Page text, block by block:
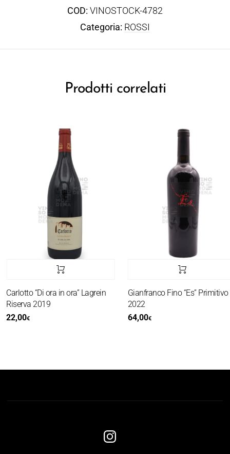
COD: VINOSTOCK-4782
Categoria: ROSSI
Prodotti correlati
Carlotto “Di ora in ora” Lagrein
Riserva 2019
22,00€
Gianfranco Fino “Es” Primitivo
2022
64,00€